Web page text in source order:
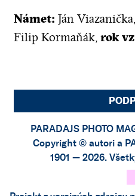
Námet: Ján Viazanička,
Filip Kormaňák, rok
PARADAJS PHOTO
Copyright © autori a
1901 — 2026.